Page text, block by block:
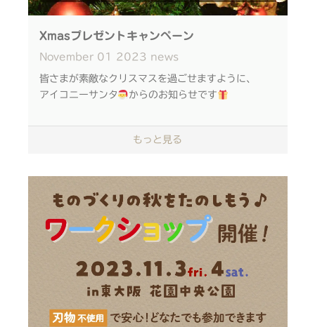
Xmasプレゼントキャンペーン
November 01 2023 news
皆さまが素敵なクリスマスを過ごせますように、
アイコニーサンタ
からのお知らせです
対象期間中にIKONIHのドールバギーをご購入のお客
ドールバギーはIKONIH各ECサイト、ポップアップ
ストアにてご購入いただけます。
※店舗によって商品のお取扱いがない場合がございま
すので、
わせをお願い致します。
日(月)
もっと見る